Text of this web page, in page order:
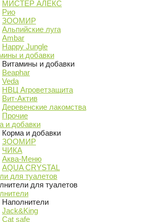
МИСТЕР АЛЕКС
Рио
ЗООМИР
Альпийские луга
Ambar
Happy Jungle
и добавки
Витамины и добавки
Beaphar
Veda
НВЦ Агроветзащита
Вит-Актив
Деревенские лакомства
Прочие
и добавки
Корма и добавки
ЗООМИР
ЧИКА
Аква-Меню
AQUA CRYSTAL
для туалетов
для туалетов
Наполнители
Jack&King
Cat safe